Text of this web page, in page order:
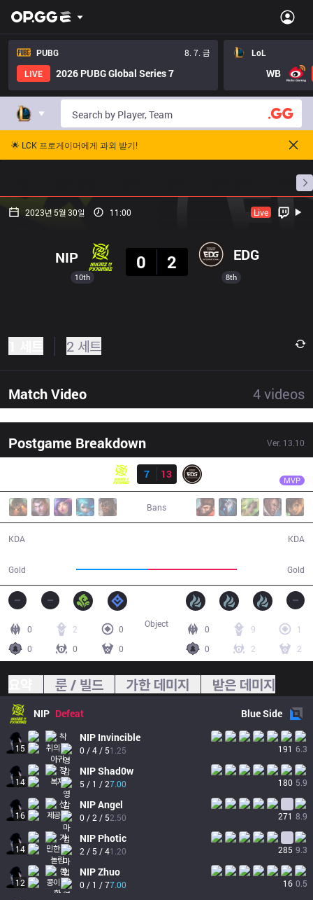
PUBG
8. 7. 금
LIVE
2026 PUBG Global Series 7
LoL
WB
🌟 LCK 프로게이머에게 과외 받기!
프로빌
2023년 5월 30일 11:00 Live
10th
NIP
0
2 EDG
8th
2 세트
Match Video 4videos
Postgame Breakdown Ver. 13.10
7
13 MVP
Bans
KDA
Gold Gold
KDA
0 2
0
0
0 0
0 9
1
0
2 2
Object
룬 / 빌드 가한 데미지 받은 데미지
NIP Defeat BlueSide
15
NIP Invincible
0 / 4 / 51.25 191 6.3
14
NIPShad0w
5 / 1 / 27.00 180 5.9
16
NIPAngel
0 / 2 / 52.50 271 8.9
14
NIP Photic
2 / 5 / 41.20 285 9.3
12
NIPZhuo
0 / 1 / 77.00 16 0.5